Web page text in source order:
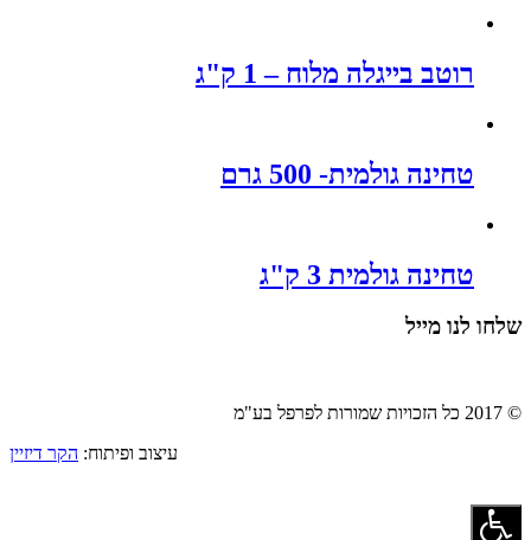
רוטב בייגלה מלוח – 1 ק"ג
טחינה גולמית- 500 גרם
טחינה גולמית 3 ק"ג
שלחו לנו מייל
© 2017 כל הזכויות שמורות לפרפל בע"מ
עיצוב ופיתוח: הקר דיזיין